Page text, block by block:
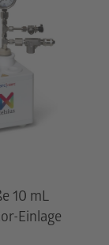
10 mL
Einlage